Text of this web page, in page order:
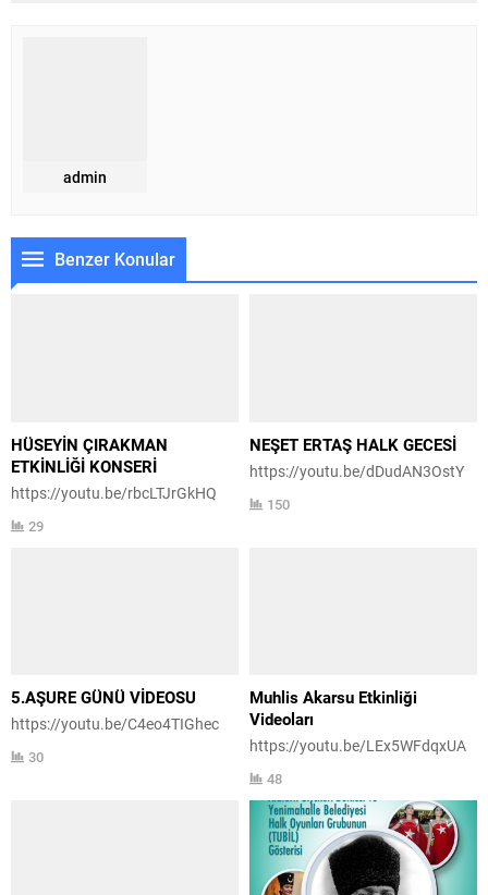
admin
Benzer Konular
HÜSEYİN ÇIRAKMAN
ETKİNLİĞİ KONSERİ
https://youtu.be/rbcLTJrGkHQ
29
NEŞET ERTAŞ HALK GECESİ
https://youtu.be/dDudAN3OstY
150
5.AŞURE GÜNÜ VİDEOSU
https://youtu.be/C4eo4TIGhec
30
Muhlis Akarsu Etkinliği
Videoları
https://youtu.be/LEx5WFdqxUA
48